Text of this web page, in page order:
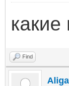
Find